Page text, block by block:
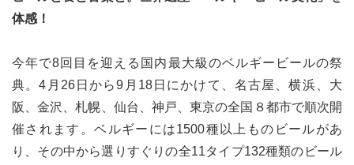
体感！
今年で8回目を迎える国内最大級のベルギービールの祭
典。4月26日から9月18日にかけて、名古屋、横浜、大
阪、金沢、札幌、仙台、神戸、東京の全国８都市で順次開
催されます。ベルギーには1500種以上ものビールがあ
り、その中から選りすぐりの全11タイプ132種類のビール